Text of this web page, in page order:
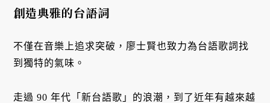
創造典雅的台語詞
不僅在音樂上追求突破，廖士賢也致力為台語歌詞找
到獨特的氣味。
走過 90 年代「新台語歌」的浪潮，到了近年有越來越